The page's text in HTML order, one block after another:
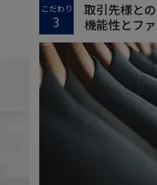
こだわり
3
取引先様と
機能性とフ